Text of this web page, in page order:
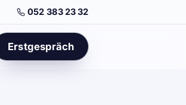
052 383 23 32
Erstgespräch